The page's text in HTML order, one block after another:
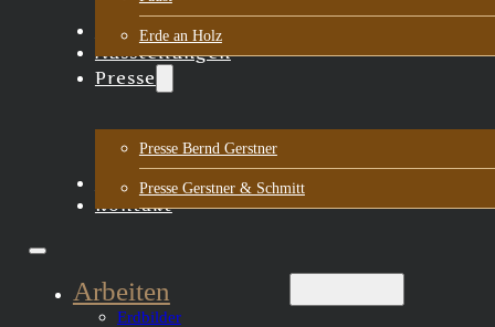
Erde an Holz
Biografie
Ausstellungen
Presse
Presse Bernd Gerstner
Presse Gerstner & Schmitt
Aktuelles
Kontakt
Arbeiten
Erdbilder